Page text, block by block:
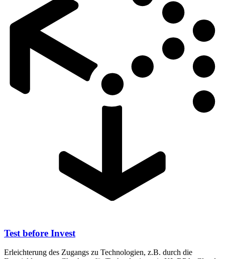
Test before Invest
Erleichterung des Zugangs zu Technologien, z.B. durch die